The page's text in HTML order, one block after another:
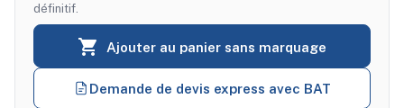
définitif.
 Ajouter au panier sans marquage
Demande de devis express avec BAT